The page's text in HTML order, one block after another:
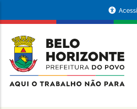
conteúdo
principal
da
Prefeitura
de